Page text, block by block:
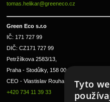
tomas.helikar@greeneco.cz
Green Eco s.r.o
IČ: 171 727 99
DIČ: CZ171 727 99
Petržílkova 2583/13,
Praha - Stodůlky, 158 00
CEO - Vlastislav Rouha ml.
+420 734 11 39 33
Tyto